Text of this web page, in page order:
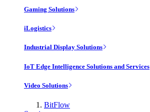
Gaming Solutions
iLogistics
Industrial Display Solutions
IoT Edge Intelligence Solutions and Services
Video Solutions
BitFlow